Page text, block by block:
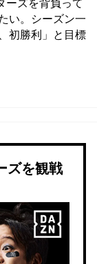
ーズを背負って
い。シーズン一
初勝利」と目標
ズを観戦